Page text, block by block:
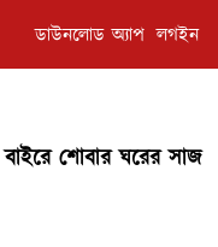
ডাউনলোড অ্যাপ লগইন
বাইরে শোবার ঘরের সাজ